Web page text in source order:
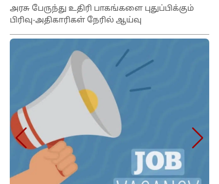
அரசு பேருந்து உதிரி பாகங்களை புதுப்பிக்கும்
பிரிவு-அதிகாரிகள் நேரில் ஆய்வு